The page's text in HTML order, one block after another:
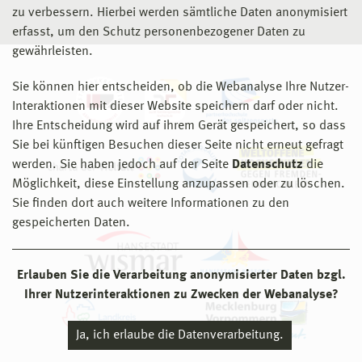
zu verbessern. Hierbei werden sämtliche Daten anonymisiert
erfasst, um den Schutz personenbezogener Daten zu
gewährleisten.
Sie können hier entscheiden, ob die Webanalyse Ihre Nutzer-
Interaktionen mit dieser Website speichern darf oder nicht.
Ihre Entscheidung wird auf ihrem Gerät gespeichert, so dass
Sie bei künftigen Besuchen dieser Seite nicht erneut gefragt
werden. Sie haben jedoch auf der Seite Datenschutz die
Möglichkeit, diese Einstellung anzupassen oder zu löschen.
Sie finden dort auch weitere Informationen zu den
gespeicherten Daten.
Erlauben Sie die Verarbeitung anonymisierter Daten bzgl.
Ihrer Nutzerinteraktionen zu Zwecken der Webanalyse?
Ja, ich erlaube die Datenverarbeitung.